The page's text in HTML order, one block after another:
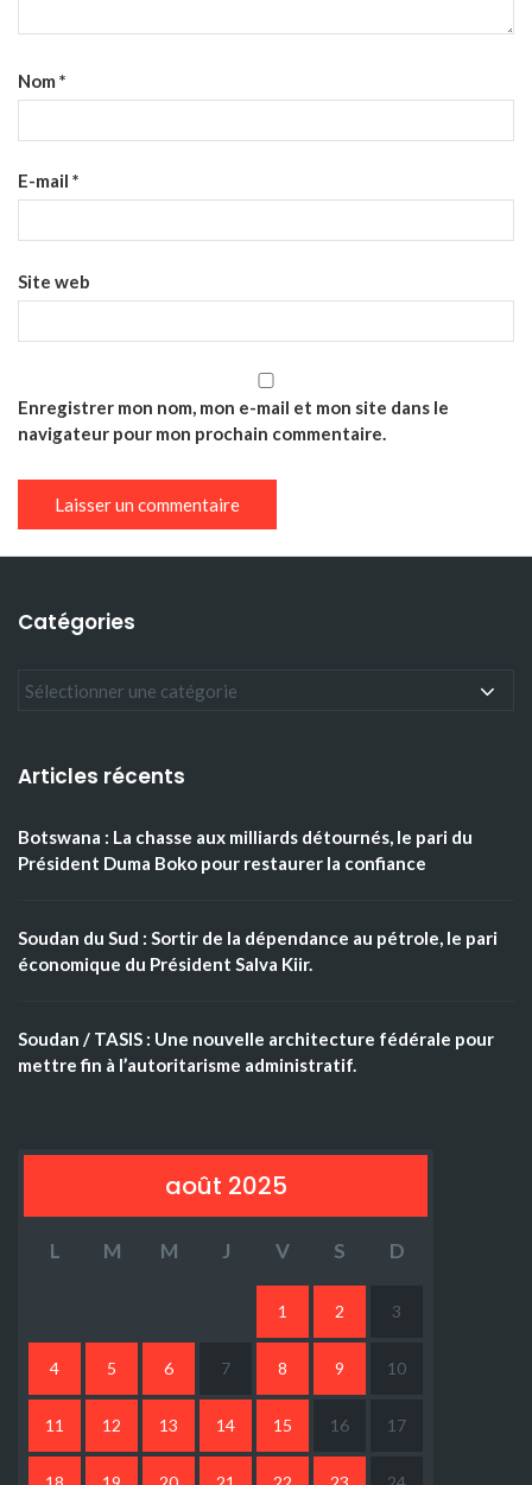
Nom *
E-mail *
Site web
Enregistrer mon nom, mon e-mail et mon site dans le
navigateur pour mon prochain commentaire.
Catégories
Articles récents
Botswana : La chasse aux milliards détournés, le pari du
Président Duma Boko pour restaurer la confiance
Soudan du Sud : Sortir de la dépendance au pétrole, le pari
économique du Président Salva Kiir.
Soudan / TASIS : Une nouvelle architecture fédérale pour
mettre fin à l’autoritarisme administratif.
août 2025
L M M J V S D
1 2 3
4 5 6 7 8 9 10
11 12 13 14 15 16 17